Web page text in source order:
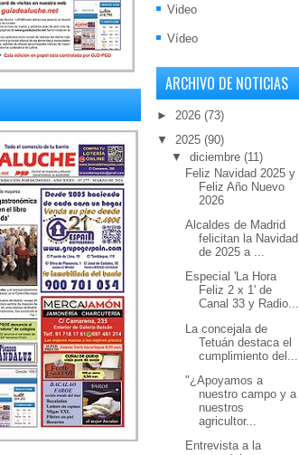
Video
Vídeo
ARCHIVO DE NOTICIAS
► 2026 (73)
▼
2025 (90)
▼
diciembre (11)
Feliz Navidad 2025 y
Feliz Año Nuevo
2026
Alcaldes de Madrid
felicitan la Navidad
de 2025 a ...
Especial 'La Hora
Feliz 2 x 1' de
Canal 33 y Radio...
La concejala de
Tetuán destaca el
cumplimiento del...
"¿Apoyamos a
nuestro campo y a
nuestros
agricultor...
Entrevista a la